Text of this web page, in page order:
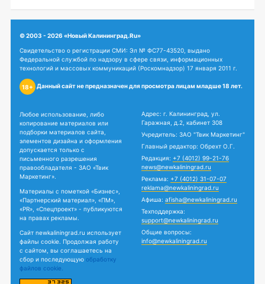
© 2003 - 2026 «Новый Калининград.Ru»
Свидетельство о регистрации СМИ: Эл № ФС77-43520, выдано
Федеральной службой по надзору в сфере связи, информационных
технологий и массовых коммуникаций (Роскомнадзор) 17 января 2011 г.
18+ Данный сайт не предназначен для просмотра лицам младше 18 лет.
Любое использование, либо
копирование материалов или
подборки материалов сайта,
элементов дизайна и оформления
допускается только с
письменного разрешения
правообладателя - ЗАО «Твик
Маркетинг».
Материалы с пометкой «Бизнес»,
«Партнерский материал», «ПМ»,
«PR», «Спецпроект» - публикуются
на правах рекламы.
Сайт newkaliningrad.ru использует
файлы cookie. Продолжая работу
с сайтом, вы соглашаетесь на
сбор и последующую обработку
файлов cookie.
Адрес: г. Калининград, ул.
Гаражная, д.2, кабинет 308
Учредитель: ЗАО "Твик Маркетинг"
Главный редактор: Обрехт О.Г.
Редакция: +7 (4012) 99-21-76
news@newkaliningrad.ru
Реклама: +7 (4012) 31-07-07
reklama@newkaliningrad.ru
Афиша: afisha@newkaliningrad.ru
Техподдержка:
support@newkaliningrad.ru
Общие вопросы:
info@newkaliningrad.ru